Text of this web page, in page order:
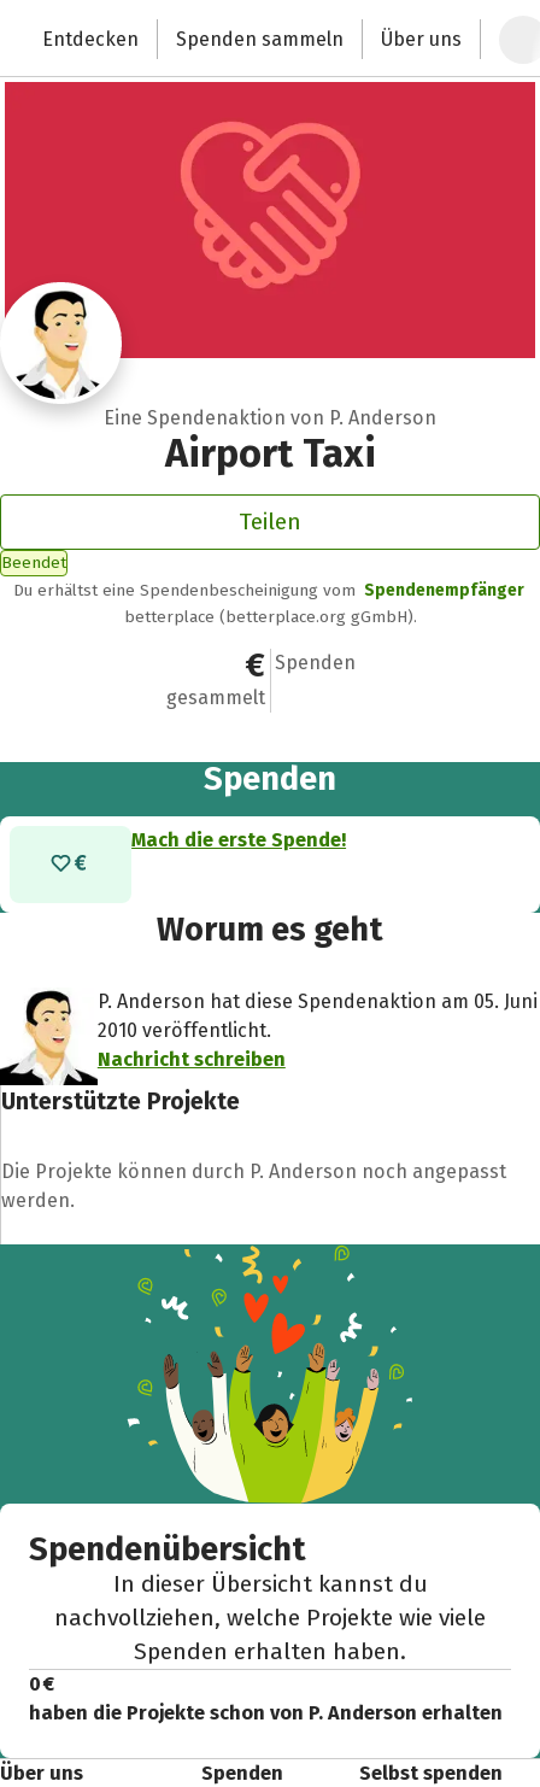
Deutschlands größte Spendenplattform
Entdecken Spenden sammeln Über uns
Eine Spendenaktion von P. Anderson
Airport Taxi
Teilen
Beendet
Du erhältst eine Spendenbescheinigung vom Spendenempfänger
betterplace (betterplace.org gGmbH).
Schließen
0 €
gesammelt
0
Spenden
Spenden
Mach die erste Spende!
Worum es geht
P. Anderson hat diese Spendenaktion am 05. Juni
2010 veröffentlicht.
Nachricht schreiben
Unterstützte Projekte
Die Projekte können durch P. Anderson noch angepasst
werden.
Spendenübersicht
In dieser Übersicht kannst du
nachvollziehen, welche Projekte wie viele
Spenden erhalten haben.
0 €
haben die Projekte schon von P. Anderson erhalten
Über uns
Spenden
Selbst spenden